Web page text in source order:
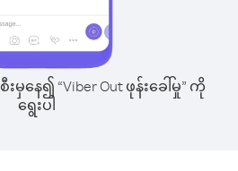
မှနေ၍ “Viber Out ဖုန်းခေါ်မှု” ကို
ရွေးပါ